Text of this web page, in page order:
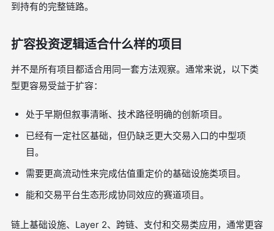
到持有的完整链路。
扩容投资逻辑适合什么样的项目
并不是所有项目都适合用同一套方法观察。通常来说，以下类
型更容易受益于扩容：
处于早期但叙事清晰、技术路径明确的创新项目。
已经有一定社区基础，但仍缺乏更大交易入口的中型项
目。
需要更高流动性来完成估值重定价的基础设施类项目。
能和交易平台生态形成协同效应的赛道项目。
链上基础设施、Layer 2、跨链、支付和交易类应用，通常更容